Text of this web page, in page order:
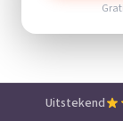
Uitstekend